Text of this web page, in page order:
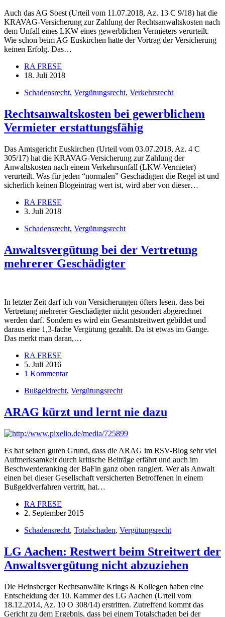
Auch das AG Soest (Urteil vom 11.07.2018, Az. 13 C 9/18) hat die
KRAVAG-Versicherung zur Zahlung der Rechtsanwaltskosten nach
dem Unfall eines LKW eines gewerblichen Vermieters verurteilt.
Wie schon beim AG Euskirchen hatte der Vortrag der Versicherung
keinen Erfolg. Das…
RA FRESE
18. Juli 2018
Schadensrecht, Vergütungsrecht, Verkehrsrecht
Rechtsanwaltskosten bei gewerblichem
Vermieter erstattungsfähig
Das Amtsgericht Euskirchen (Urteil vom 03.07.2018, Az. 4 C
305/17) hat die KRAVAG-Versicherung zur Zahlung der
Anwaltskosten nach einem Verkehrsunfall (LKW-Vermieter)
verurteilt. Was für jeden “normalen” Geschädigten die Regel ist und
sicherlich keinen Blogeintrag wert ist, wird aber von dieser…
RA FRESE
3. Juli 2018
Schadensrecht, Vergütungsrecht
Anwaltsvergütung bei der Vertretung
mehrerer Geschädigter
In letzter Zeit darf ich von Versicherungen öfters lesen, dass bei
Vertretung mehrerer Geschädigter nicht gesondert abgerechnet
werden darf. Sondern es wird ein Gesamtstreitwert gebildet und
daraus eine 1,3-fache Vergütung gezahlt. Da ist etwas im Gange.
Das merkt man daran,…
RA FRESE
5. Juli 2016
1 Kommentar
Bußgeldrecht, Vergütungsrecht
ARAG kürzt und lernt nie dazu
Es hat seinen guten Grund, dass die ARAG im RSV-Blog sehr viel
Aufmerksamkeit durch kritische Beiträge erfährt und auch im
Beschwerderanking der BaFin ganz oben rangiert. Wer als Anwalt
einen bei dieser Gesellschaft versicherten Betroffenen in einem
Bußgeldverfahren vertritt, hat…
RA FRESE
2. September 2015
Schadensrecht, Totalschaden, Vergütungsrecht
LG Aachen: Restwert beim Streitwert der
Anwaltsvergütung nicht abzuziehen
Die Heinsberger Rechtsanwälte Krings & Kollegen haben eine
Entscheidung der 10. Kammer des LG Aachen (Urteil vom
18.12.2014, Az. 10 O 308/14) erstritten. Zutreffend kommt das
Gericht zu dem Ergebnis, dass bei einem Totalschaden bei der